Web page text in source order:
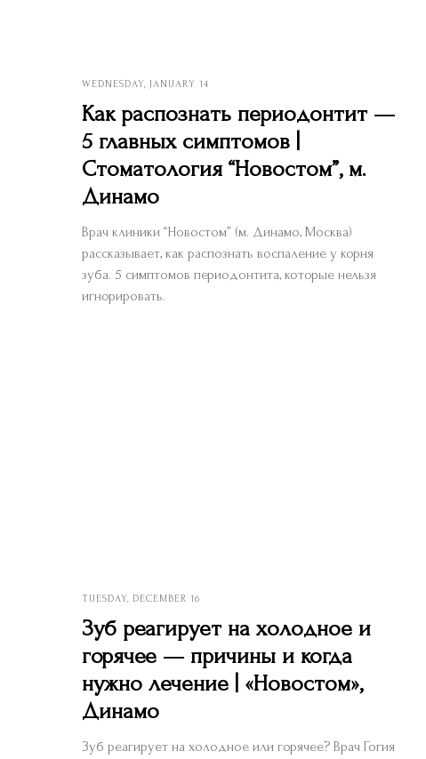
WEDNESDAY, JANUARY 14
Как распознать периодонтит —
5 главных симптомов |
Стоматология “Новостом”, м.
Динамо
Врач клиники “Новостом” (м. Динамо, Москва)
рассказывает, как распознать воспаление у корня
зуба. 5 симптомов периодонтита, которые нельзя
игнорировать.
TUESDAY, DECEMBER 16
Зуб реагирует на холодное и
горячее — причины и когда
нужно лечение | «Новостом»,
Динамо
Зуб реагирует на холодное или горячее? Врач Гогия